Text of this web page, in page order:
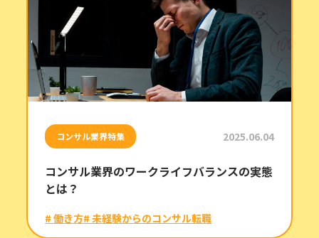
コンサル業界特集 2025.06.04
コンサル業界のワークライフバランスの実態
とは？
# 働き方# 未経験からのコンサル転職